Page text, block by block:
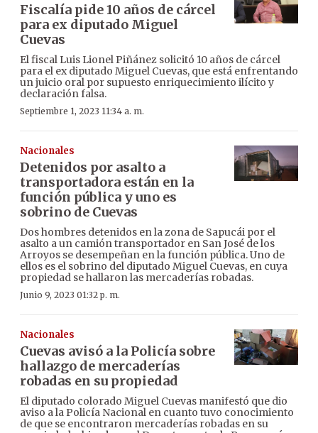
Fiscalía pide 10 años de cárcel
para ex diputado Miguel
Cuevas
El fiscal Luis Lionel Piñánez solicitó 10 años de cárcel
para el ex diputado Miguel Cuevas, que está enfrentando
un juicio oral por supuesto enriquecimiento ilícito y
declaración falsa.
Septiembre 1, 2023 11:34 a. m.
Nacionales
Detenidos por asalto a
transportadora están en la
función pública y uno es
sobrino de Cuevas
Dos hombres detenidos en la zona de Sapucái por el
asalto a un camión transportador en San José de los
Arroyos se desempeñan en la función pública. Uno de
ellos es el sobrino del diputado Miguel Cuevas, en cuya
propiedad se hallaron las mercaderías robadas.
Junio 9, 2023 01:32 p. m.
Nacionales
Cuevas avisó a la Policía sobre
hallazgo de mercaderías
robadas en su propiedad
El diputado colorado Miguel Cuevas manifestó que dio
aviso a la Policía Nacional en cuanto tuvo conocimiento
de que se encontraron mercaderías robadas en su